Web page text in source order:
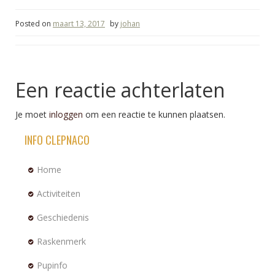
Posted on maart 13, 2017 by johan
Een reactie achterlaten
Je moet inloggen om een reactie te kunnen plaatsen.
INFO CLEPNACO
Home
Activiteiten
Geschiedenis
Raskenmerk
Pupinfo